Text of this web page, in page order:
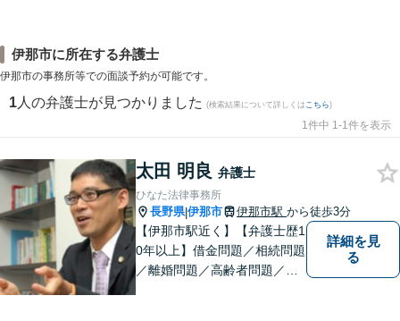
伊那市に所在する弁護士
伊那市の事務所等での面談予約が可能です。
1 人の弁護士が見つかりました (検索結果について詳しくは こちら)
1件中 1-1件を表示
太田 明良 弁護士
ひなた法律事務所
長野県|伊那市 伊那市駅 から徒歩3分
【伊那市駅近く】【弁護士歴1
0年以上】借金問題／相続問題
／離婚問題／高齢者問題／相
詳細を見
る